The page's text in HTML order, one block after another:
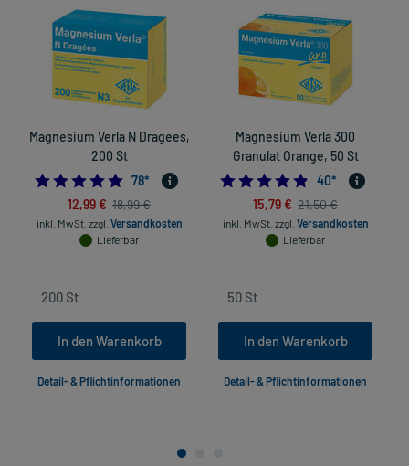
Magnesium Verla N Dragees,
200 St
4.884615384615385
78*
12,99 € 18,99 €
inkl. MwSt. zzgl. Versandkosten
Lieferbar
In den Warenkorb
Detail- & Pflichtinformationen
Magnesium Verla 300
Granulat Orange, 50 St
4.825
40*
15,79 € 21,50 €
inkl. MwSt. zzgl. Versandkosten
Lieferbar
In den Warenkorb
Detail- & Pflichtinformationen